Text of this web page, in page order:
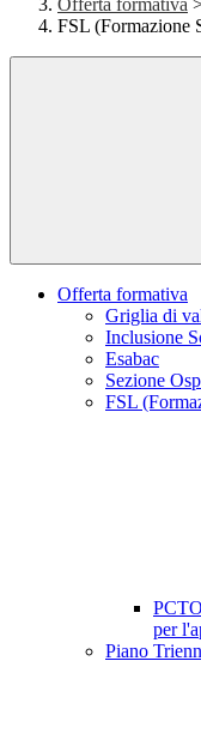
Offerta formativa
FSL (Formazione
Offerta formativa
Griglia di
Inclusione
Esabac
Sezione
FSL
per
Piano